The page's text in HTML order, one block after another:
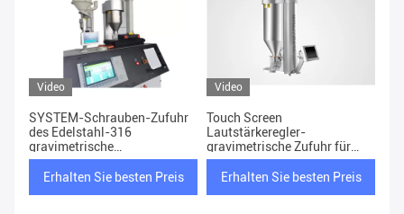
Video
SYSTEM-Schrauben-Zufuhr
des Edelstahl-316
gravimetrische
Fütterungsanpassungsfähiger
Algorithmus
Erhalten Sie besten Preis
Video
Touch Screen
Lautstärkeregler-
gravimetrische Zufuhr für
Verdrängungs-Steuermeter-
Gewicht
Erhalten Sie besten Preis